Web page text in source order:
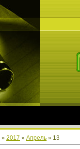
» 2017 » Апрель » 13